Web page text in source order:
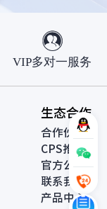
VIP多对一服务
生态合作
合作伙伴
CPS推广
官方公告
联系我们
产品中心